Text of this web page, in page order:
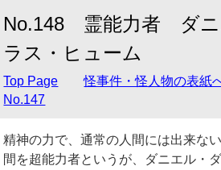
No.148 霊能力者 ダニ
ラス・ヒューム
Top Page 怪事件・怪人物の表紙
No.147
精神の力で、通常の人間には出来な
間を超能力者というが、ダニエル・